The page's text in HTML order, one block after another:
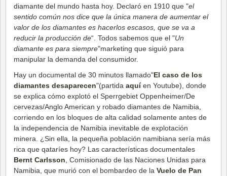
diamante del mundo hasta hoy. Declaró en 1910 que "el
sentido común nos dice que la única manera de aumentar el
valor de los diamantes es hacerlos escasos, que se va a
reducir la producción de“. Todos sabemos que el "Un
diamante es para siempre"marketing que siguió para
manipular la demanda del consumidor.
Hay un documental de 30 minutos llamado"El caso de los
diamantes desaparecen"(partida aquíen Youtube), donde
se explica cómo explotó el Sperrgebiet Oppenheimer/De
cervezas/Anglo American y robado diamantes de Namibia,
corriendo en los bloques de alta calidad solamente antes de
la independencia de Namibia inevitable de explotación
minera. ¿Sin ella, la pequeña población namibiana sería más
rica que qataríes hoy? Las características documentales
Bernt Carlsson , Comisionado de las Naciones Unidas para
Namibia, que murió con el bombardeo de la Vuelo de Pan